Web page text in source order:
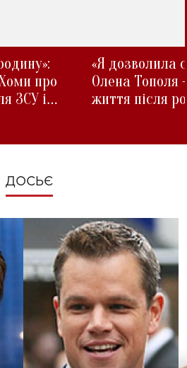
про
ЗСУ і
«Я дозволила
Олена Тополя
життя після
ДОСЬЄ